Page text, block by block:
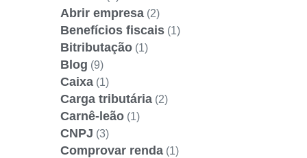
Abrir empresa (2)
Benefícios fiscais (1)
Bitributação (1)
Blog (9)
Caixa (1)
Carga tributária (2)
Carnê-leão (1)
CNPJ (3)
Comprovar renda (1)